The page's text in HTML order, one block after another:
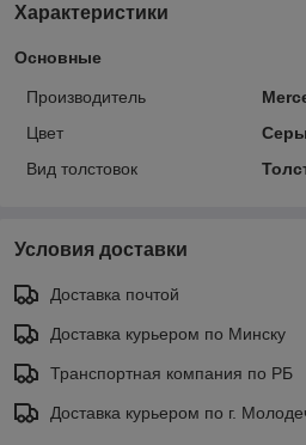
Характеристики
Основные
Производитель
Цвет
Вид толстовок
Условия доставки
Доставка почтой
Доставка курьером по Минску
Транспортная компания по РБ
Доставка курьером по г.